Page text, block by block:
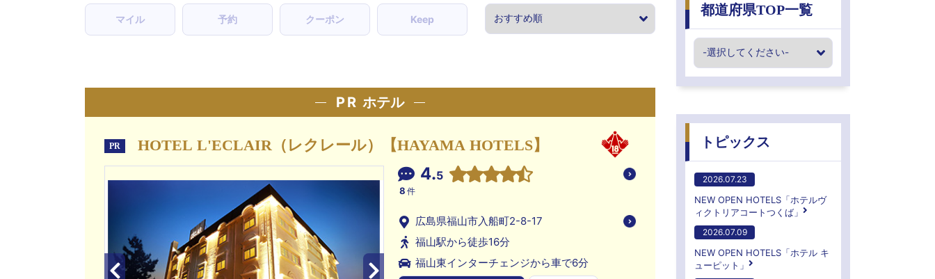
マイル 予約 クーポン Keep
PR ホテル
PR HOTEL L'ECLAIR（レクレール）【HAYAMA HOTELS】
4.5
8 件
広島県福山市入船町2-8-17
福山駅から徒歩16分
福山東インターチェンジから車で6分
都道府県TOP一覧
トピックス
2026.07.23
NEW OPEN HOTELS「ホテルヴ
ィクトリアコートつくば」
2026.07.09
NEW OPEN HOTELS「ホテル キ
ューピット」